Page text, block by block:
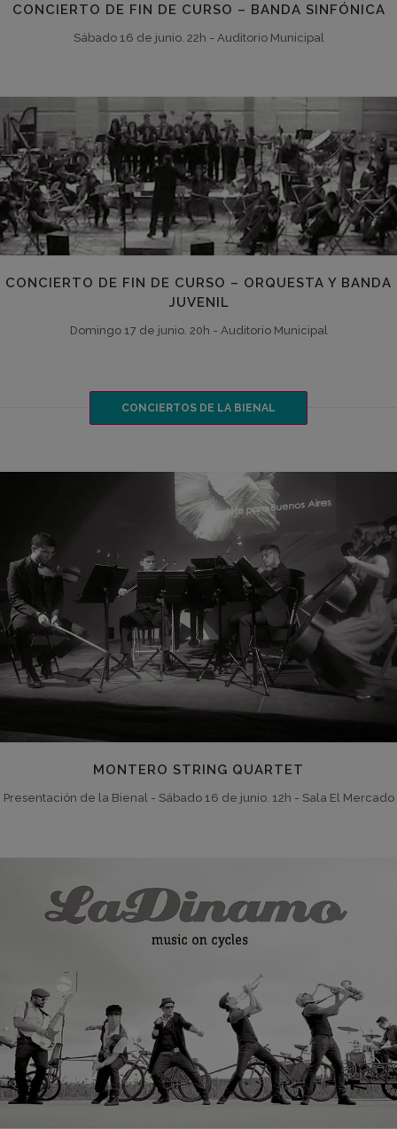
CONCIERTO DE FIN DE CURSO – BANDA SINFÓNICA
Sábado 16 de junio. 22h - Auditorio Municipal
CONCIERTO DE FIN DE CURSO – ORQUESTA Y BANDA
JUVENIL
Domingo 17 de junio. 20h - Auditorio Municipal
CONCIERTOS DE LA BIENAL
MONTERO STRING QUARTET
Presentación de la Bienal - Sábado 16 de junio. 12h - Sala El Mercado